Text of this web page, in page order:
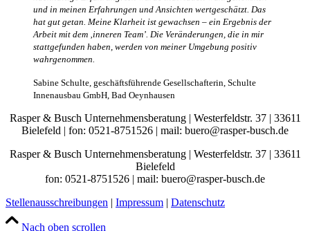
und in meinen Erfahrungen und Ansichten wertgeschätzt. Das
hat gut getan. Meine Klarheit ist gewachsen – ein Ergebnis der
Arbeit mit dem ‚inneren Team’. Die Veränderungen, die in mir
stattgefunden haben, werden von meiner Umgebung positiv
wahrgenommen.
Sabine Schulte, geschäftsführende Gesellschafterin, Schulte
Innenausbau GmbH, Bad Oeynhausen
Rasper & Busch Unternehmensberatung | Westerfeldstr. 37 | 33611
Bielefeld | fon: 0521-8751526 | mail: buero@rasper-busch.de
Rasper & Busch Unternehmensberatung | Westerfeldstr. 37 | 33611
Bielefeld
fon: 0521-8751526 | mail: buero@rasper-busch.de
Stellenausschreibungen | Impressum | Datenschutz
Nach oben scrollen